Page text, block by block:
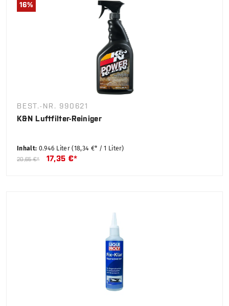
16%
BEST.-NR. 990621
K&N Luftfilter-Reiniger
Inhalt: 0.946 Liter(18,34 €* / 1 Liter)
20,65 €* 17,35 €*